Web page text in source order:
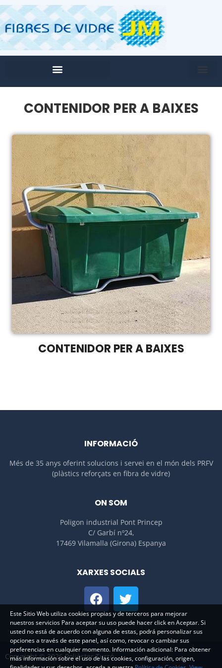
CONTENIDOR PER A BAIXES
CONTENIDOR PER A BAIXES
INFORMACIÓ
Més de 35 anys oferint solucions i servei en el món dels PRFV
(plàstics reforçats en fibra de vidre)
ON SOM
Poligon industrial Pont Princep
C/ Garbí nº24,
17469 Vilamalla (Girona) Espanya
XARXES SOCIALS
Copyright © 2026 Polièster Turró
Este Sitio Web utiliza cookies propias y de terceros para mejorar
nuestros servicios Para aceptar su uso puede hacer click en Aceptar. Si
usted no está de acuerdo con alguna de estas, podrá personalizar sus
opciones a través de este panel, así como, revocar o cambiar sus
preferencias en cualquier momento. Información adicional: Para obtener
más información sobre el uso de las cookies, configuración, origen,